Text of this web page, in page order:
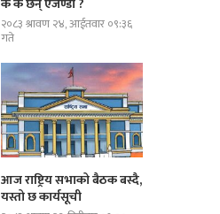
के के छन् एजेण्डा ?
२०८३ श्रावण २४, आईतवार ०९:३६
गते
आज राष्ट्रिय सभाको बैठक बस्दै,
यस्तो छ कार्यसूची